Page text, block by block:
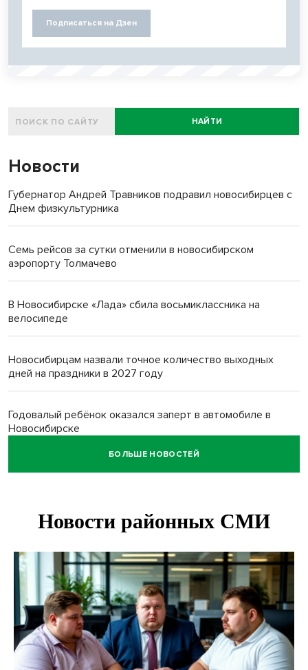
Подписаться на Дзен
НАЙТИ
Новости
Губернатор Андрей Травников подравил новосибирцев с
Днем физкультурника
Семь рейсов за сутки отменили в новосибирском
аэропорту Толмачево
В Новосибирске «Лада» сбила восьмиклассника на
велосипеде
Новосибирцам назвали точное количество выходных
дней на праздники в 2027 году
Годовалый ребёнок оказался заперт в автомобиле в
Новосибирске
Всем миром: жители новосибирской деревни помогли
Новосибирцам объяснили новые правила сверхурочной
Новосибирский пенсионер насмерть забил тростью
пьющего сына подруги
Площадь у Монумента Славы в Новосибирске пошла
трещинами сразу после ремонта
БОЛЬШЕ НОВОСТЕЙ